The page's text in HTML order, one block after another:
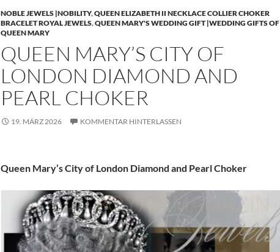
NOBLE JEWELS |NOBILITY,QUEEN ELIZABETH II NECKLACE COLLIER CHOKER
BRACELET ROYAL JEWELS,QUEEN MARY'S WEDDING GIFT |WEDDING GIFTS OF
QUEEN MARY
QUEEN MARY’S CITY OF
LONDON DIAMOND AND
PEARL CHOKER
19. MÄRZ 2026 KOMMENTAR HINTERLASSEN
Queen Mary’s City of London Diamond and Pearl Choker